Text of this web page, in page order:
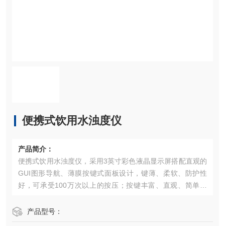
便携式饮用水浊度仪
产品简介：
便携式饮用水浊度仪，采用3英寸彩色液晶显示屏搭配直观的
GUI图形导航、薄膜按键式面板设计，键薄、柔软、防护性
好，可承受100万次以上的按压；按键丰富、直观、简单易
产品型号：